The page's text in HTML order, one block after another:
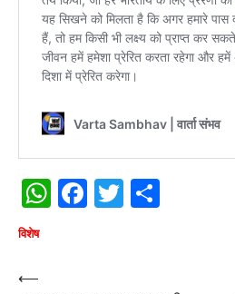
WhatsApp
Facebook
Twitter
विशेष
Post
⟵